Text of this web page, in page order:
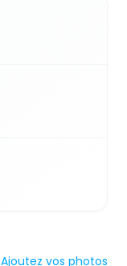
Ajoutez vos photos